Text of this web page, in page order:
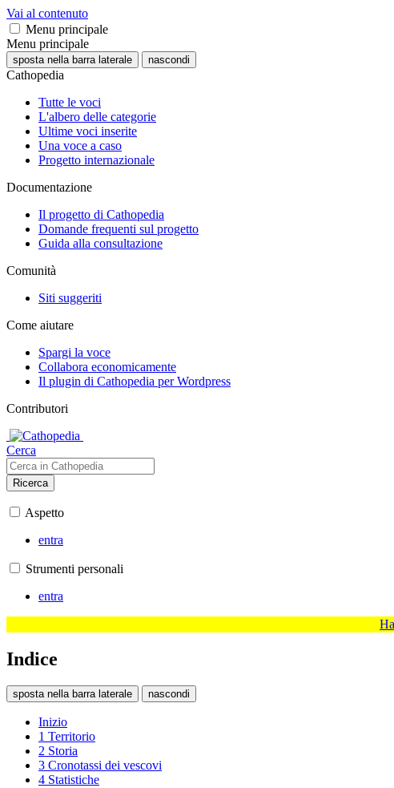
Vai al contenuto
Menu principale
Menu principale
sposta nella barra laterale nascondi
Cathopedia
Tutte le voci
L'albero delle categorie
Ultime voci inserite
Una voce a caso
Progetto internazionale
Documentazione
Il progetto di Cathopedia
Domande frequenti sul progetto
Guida alla consultazione
Comunità
Siti suggeriti
Come aiutare
Spargi la voce
Collabora economicamente
Il plugin di Cathopedia per Wordpress
Contributori
Cerca
Ricerca
Aspetto
entra
Strumenti personali
entra
Indice
sposta nella barra laterale nascondi
Inizio
1 Territorio
2 Storia
3 Cronotassi dei vescovi
4 Statistiche